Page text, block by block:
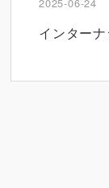
インター